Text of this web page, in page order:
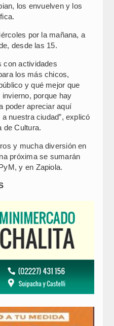
los envuelven y los
por la mañana, a
desde las 15.
con actividades
los más chicos,
y qué mejor que
porque hay
poder apreciar aquí
nuestra ciudad”, explicó
de Cultura.
y mucha diversión en
próxima se sumarán
y en Zapiola.